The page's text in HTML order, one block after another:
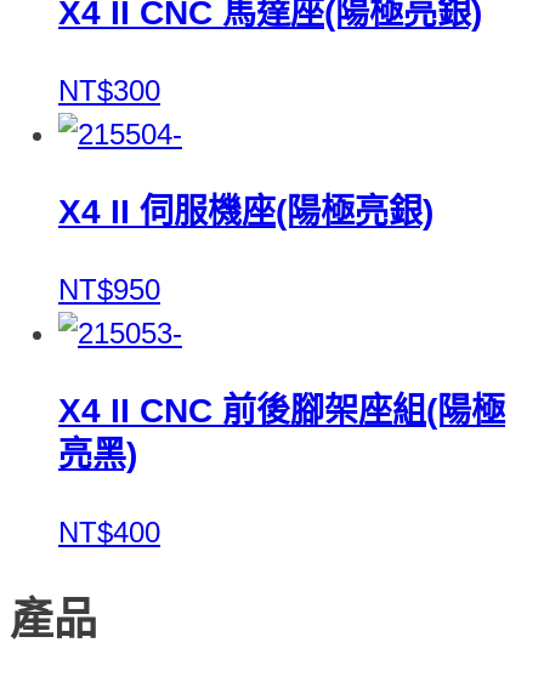
X4 II CNC 馬達座(陽極亮銀)
NT$300
X4 II 伺服機座(陽極亮銀)
NT$950
X4 II CNC 前後腳架座組(陽極
亮黑)
NT$400
產品